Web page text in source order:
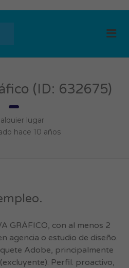
(ID: 632675)
lugar
hace 10 años
GRÁFICO, con al menos 2
agencia o estudio de diseño.
Adobe, principalmente
Perfil. proactivo,